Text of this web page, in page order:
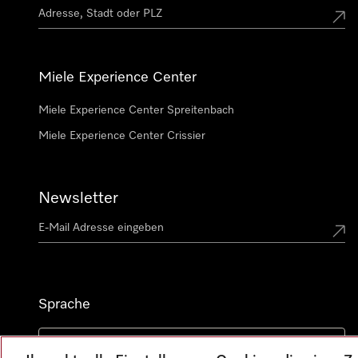
Miele Experience Center
Miele Experience Center Spreitenbach
Miele Experience Center Crissier
Newsletter
Sprache